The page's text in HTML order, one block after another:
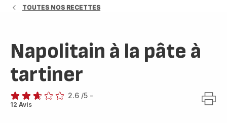
TOUTES NOS RECETTES
Napolitain à la pâte à
tartiner
ratings.2.6
2.6 /5 -
12 Avis